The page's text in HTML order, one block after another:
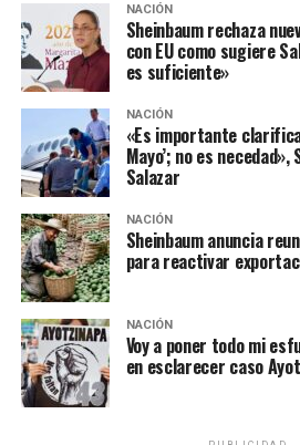
La evacuación se hizo presente
General y uno de los nosocomos del
NACIÓN
Sheinbaum rechaza
con EU como sugiere
es suficiente»
NACIÓN
«Es importante
Mayo’; no es
Salazar
NACIÓN
Sheinbaum anuncia
para reactivar
NACIÓN
Voy a poner todo mi
en esclarecer caso